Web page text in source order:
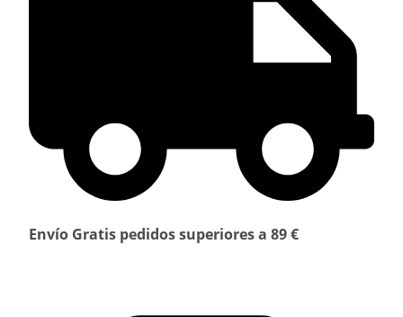
Envío Gratis pedidos superiores a 89 €